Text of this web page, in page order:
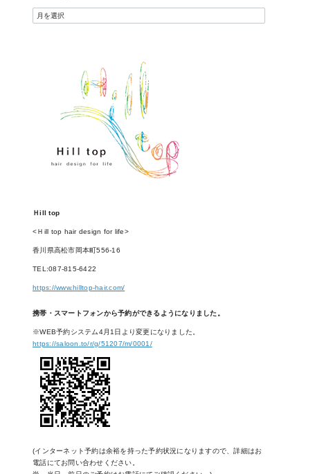
Ｈill top
<Ｈill top hair design for life>
香川県高松市岡本町556-16
TEL:087-815-6422
https://www.hilltop-hair.com/
携帯・スマートフォンから予約ができるようになりました。
※WEB予約システム4月1日より変更になりました。
https://saloon.to/r/g/51207/m/0001/
(インターネット予約は余裕を持った予約状況になりますので、詳細はお
電話にてお問い合わせください。